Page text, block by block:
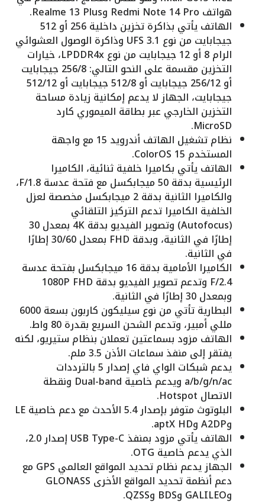
هواتف Redmi Note 14 Pro وRealme 13 Plus.
الهاتف يأتي بذاكرة تخزين داخلية 256 أو 512
جيجابايت من نوع UFS 3.1 وذاكرة الوصول العشوائي
الرام 8 أو 12 جيجابايت من نوع LPDDR4x، خيارات
التخزين مقسمة على النحو التالي: 256/8 جيجابايت
أو 256/12 جيجابايت أو 512/8 جيجابايت أو 512/12
جيجابايت، الجهاز لا يدعم إمكانية زيادة مساحة
التخزين الخارجي عبر بطاقة الميموري كارد
MicroSD.
نظام تشغيل الهاتف أندرويد 15 مع واجهة
المستخدم ColorOS 15.
الهاتف يأتي بكاميرا خلفية ثنائية، الكاميرا
الرئيسية بدقة 50 ميجابكسل مع فتحة عدسة F/1.8،
والكاميرا الثانية بدقة 2 ميجابكسل مخصصة لعزل
الخلفية الكاميرا تدعم التركيز التلقائي
(Autofocus) وتصوير الفيديو بدقة 4K بمعدل 30
إطارًا في الثانية، وبدقة FHD بمعدل 30/60 إطارًا
في الثانية.
الكاميرا الأمامية بدقة 16 ميجابكسل بفتحة عدسة
F/2.4 وتدعم تصوير الفيديو بدقة 1080P FHD
وبمعدل 30 إطارًا في الثانية.
البطارية تأتي من نوع سيليكون كاربون بسعة 6000
مللي أمبير، وتدعم الشحن السريع بقدرة 80 واط.
الهاتف مزود بسماعتين تعملان بنظام ستيريو، لكنه
يفتقر إلى منفذ سماعات الأذن 3.5 ملم.
يدعم شبكات الواي فاي إصدار 5 بالترددات
a/b/g/n/ac ويدعم خاصية Dual-band ونقطة
الاتصال Hotspot.
البلوتوث متوفر بإصدار 5.4 الأحدث مع دعم خاصية LE
وA2DP وaptX HD.
الهاتف يأتي مزود بمنفذ USB Type-C إصدار 2.0،
الذي يدعم خاصية OTG.
الجهاز يدعم نظام تحديد المواقع العالمي GPS مع
دعم أنظمة تحديد المواقع الأخرى GLONASS
وGALILEO وBDS وQZSS.